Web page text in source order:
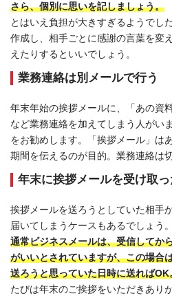
さら、個別に思いを記しましょう。
とはいえ負担が大きすぎるようでし
作成し、相手ごとに感謝の言葉を変
えたりするといいでしょう。
業務連絡は別メールで行う
年末年始の挨拶メールに、「あの資
など業務連絡を加えてしまう人がい
をお勧めします。「挨拶メール」は
期間を伝えるのが目的。業務連絡は
年末に挨拶メールを受け取
挨拶メールを送ろうとしていた相手
届いてしまうケースもあるでしょう。
通常ビジネスメールは、受信してか
がいいとされていますが、この場合
送ろうと思っていた日時に送ればOK
たびは年末のご挨拶をいただきあり